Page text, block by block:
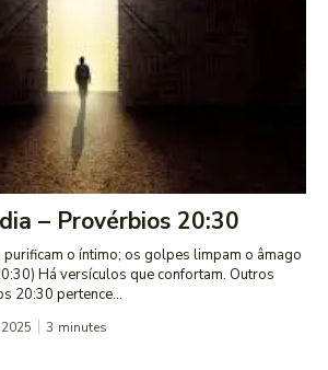
– Provérbios 20:30
purificam o íntimo; os golpes limpam o âmago
Outros
20:30 pertence...
3 minutes